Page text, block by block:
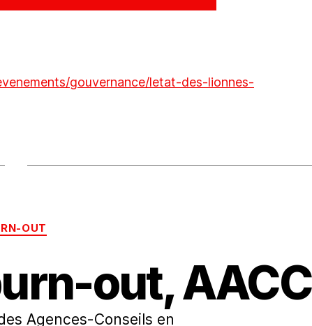
gouvernance/letat-des-lionnes-
OUT
out, AACC
Agences-Conseils en